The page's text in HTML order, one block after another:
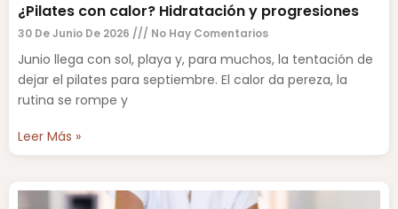
¿Pilates con calor? Hidratación y progresiones
30 De Junio De 2026 No Hay Comentarios
Junio llega con sol, playa y, para muchos, la tentación de
dejar el pilates para septiembre. El calor da pereza, la
rutina se rompe y
Leer Más »